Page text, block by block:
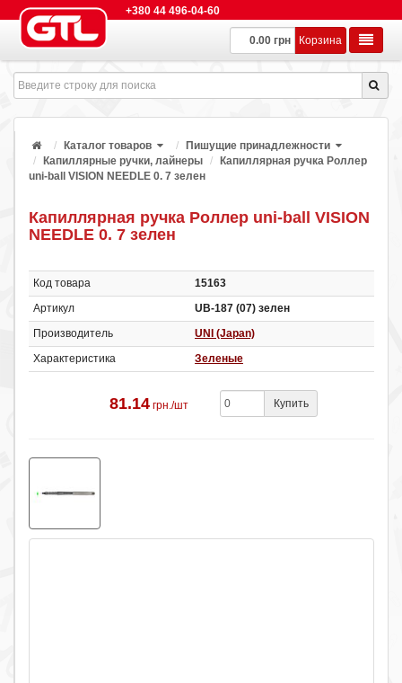
+380 44 496-04-60
0.00 грн Корзина
Каталог товаров
Пишущие принадлежности
Капиллярные ручки, лайнеры
Капиллярная ручка Роллер
uni-ball VISION NEEDLE 0. 7 зелен
Капиллярная ручка Роллер uni-ball VISION
NEEDLE 0. 7 зелен
Код товара
15163
Артикул
UB-187 (07) зелен
Производитель
UNI (Japan)
Характеристика
Зеленые
81.14 грн./шт Купить